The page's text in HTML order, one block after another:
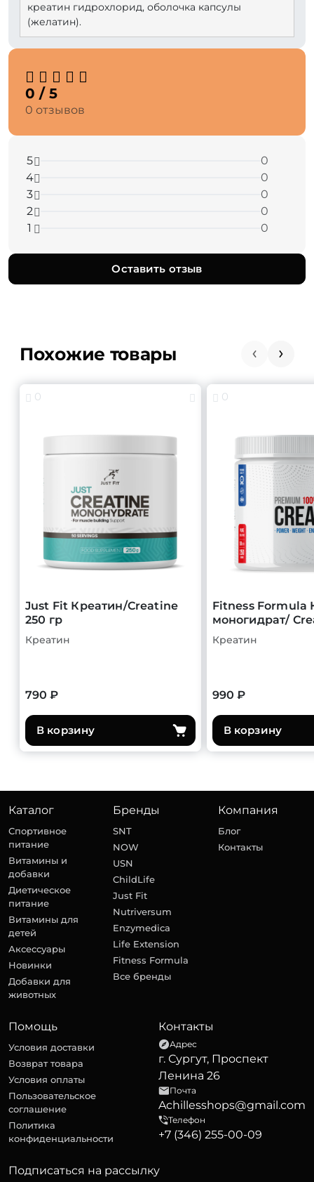
креатин гидрохлорид, оболочка капсулы
(желатин).
0 / 5
0 отзывов
5
0
4
0
3
0
2
0
1
0
Оставить отзыв
Похожие товары
0
Just Fit Креатин/Creatine
250 гр
Креатин
790 ₽
В корзину
0
Fitness Formula
моногидрат/
Креатин
990 ₽
В корзину
Каталог
Спортивное
питание
Витамины и
добавки
Диетическое
питание
Витамины для
детей
Аксессуары
Новинки
Добавки для
животных
Бренды
SNT
NOW
USN
ChildLife
Just Fit
Nutriversum
Enzymedica
Life Extension
Fitness Formula
Все бренды
Компания
Блог
Контакты
Помощь
Условия доставки
Возврат товара
Условия оплаты
Пользовательское
соглашение
Политика
конфиденциальности
Контакты
Адрес
г. Сургут, Проспект
Ленина 26
Почта
Achillesshops@gmail.com
Телефон
+7 (346) 255-00-09
Подписаться на рассылку